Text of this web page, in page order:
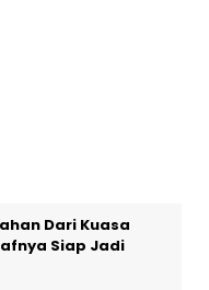
Dari Kuasa
Siap Jadi